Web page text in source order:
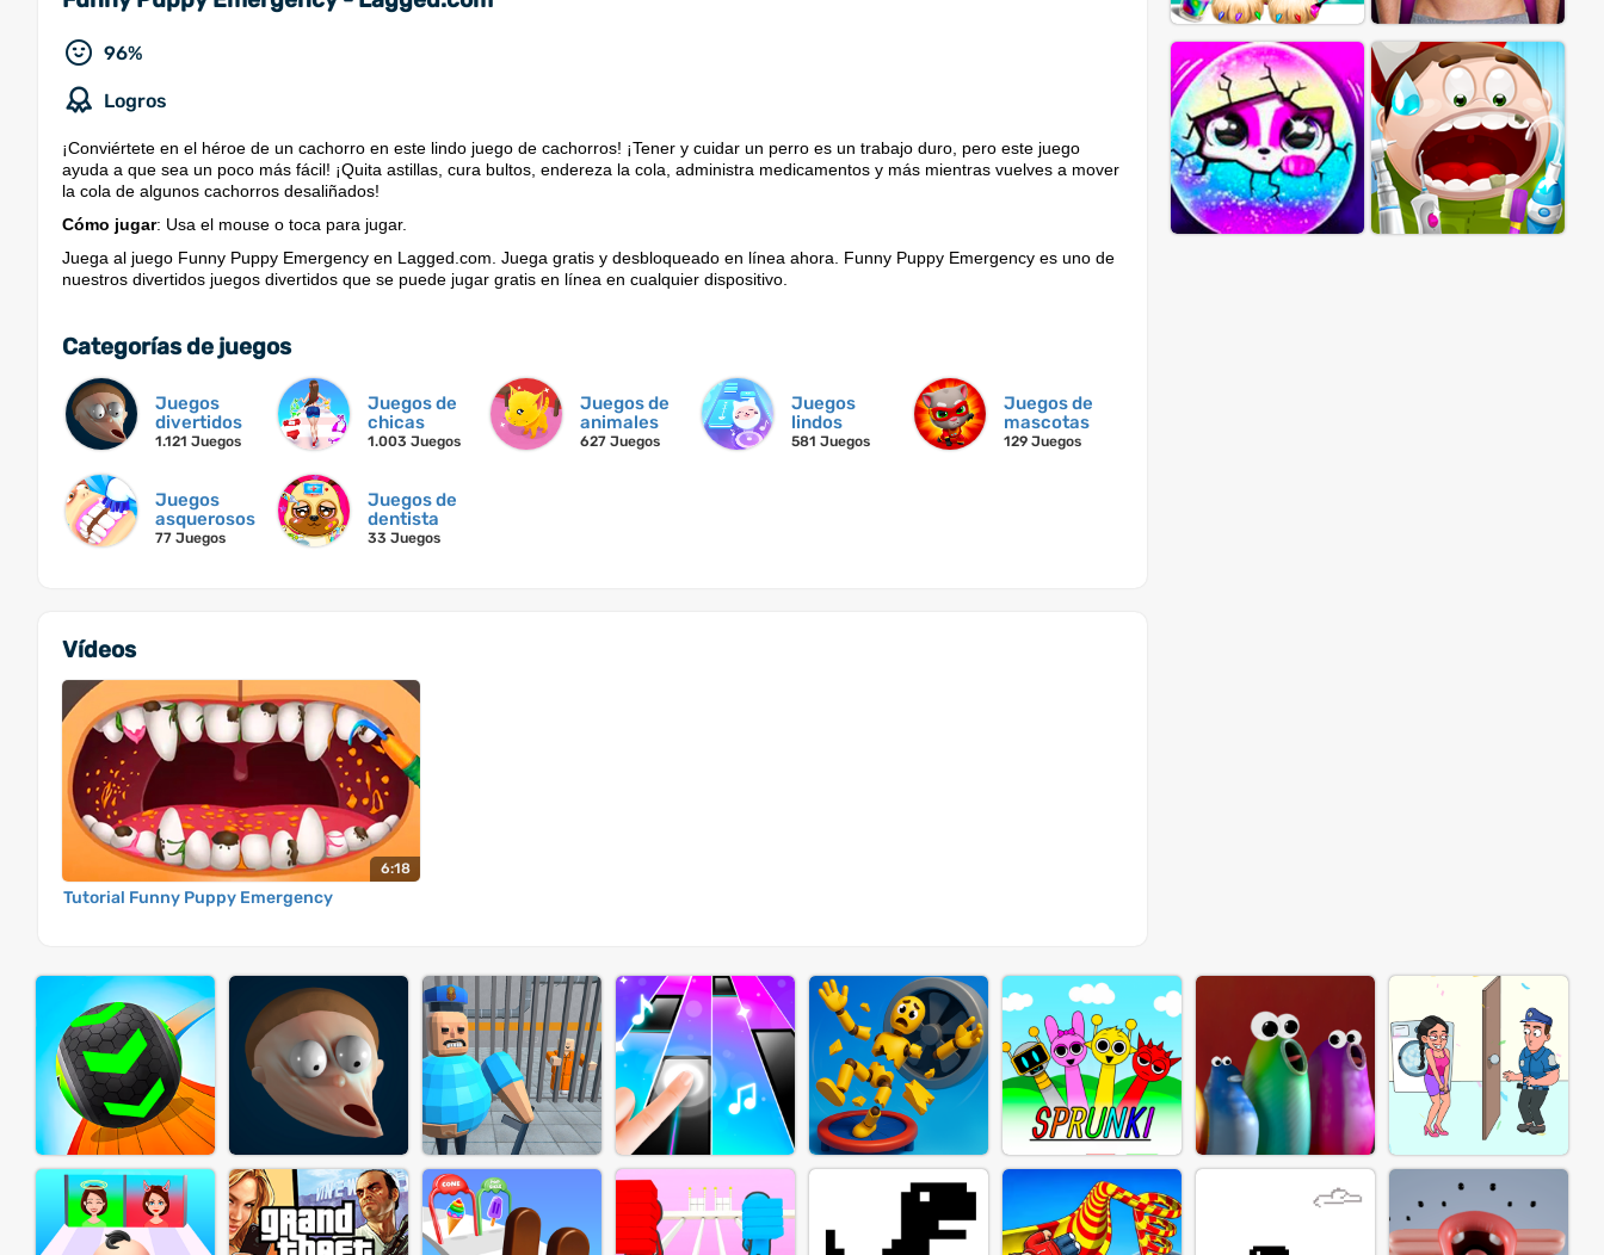
96%
Logros
¡Conviértete en el héroe de un cachorro en este lindo juego de cachorros! ¡Tener y cuidar un perro es un trabajo duro, pero este juego
ayuda a que sea un poco más fácil! ¡Quita astillas, cura bultos, endereza la cola, administra medicamentos y más mientras vuelves a mover
la cola de algunos cachorros desaliñados!
Cómo jugar: Usa el mouse o toca para jugar.
Juega al juego Funny Puppy Emergency en Lagged.com. Juega gratis y desbloqueado en línea ahora. Funny Puppy Emergency es uno de
nuestros divertidos juegos divertidos que se puede jugar gratis en línea en cualquier dispositivo.
Categorías de juegos
Juegos
divertidos
1.121 Juegos
Juegos de
chicas
1.003 Juegos
Juegos de
animales
627 Juegos
Juegos
lindos
581 Juegos
Juegos de
mascotas
129 Juegos
Juegos
asquerosos
77 Juegos
Juegos de
dentista
33 Juegos
Vídeos
6:18
Tutorial Funny Puppy Emergency